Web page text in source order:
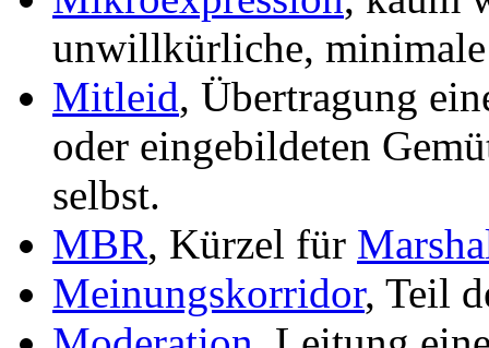
unwillkürliche,
Mitleid, Übertragung
oder eingebildeten
selbst.
MBR, Kürzel für
Meinungskorridor, Teil